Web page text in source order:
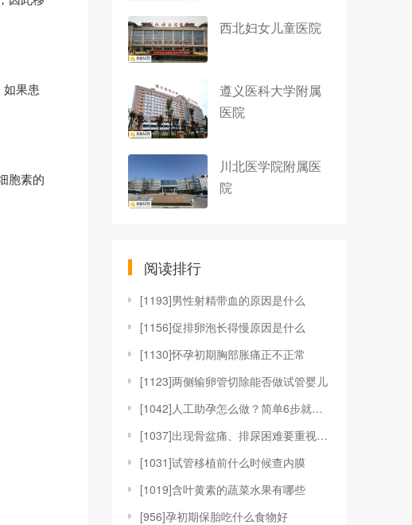
如果患
胞素的
西北妇女儿童医院
遵义医科大学附属
医院
川北医学院附属医
院
阅读排行
[1193]男性射精带血的原因是什么
[1156]促排卵泡长得慢原因是什么
[1130]怀孕初期胸部胀痛正不正常
[1123]两侧输卵管切除能否做试管婴儿
[1042]人工助孕怎么做？简单6步就完成
[1037]出现骨盆痛、排尿困难要重视，可能是子宫内
[1031]试管移植前什么时候查内膜
[1019]含叶黄素的蔬菜水果有哪些
[956]孕初期保胎吃什么食物好